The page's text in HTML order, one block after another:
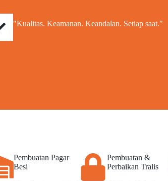
"Kualitas. Keamanan. Keandalan. Setiap saat."
Pembuatan Pagar
Besi
Pembuatan &
Perbaikan Tralis